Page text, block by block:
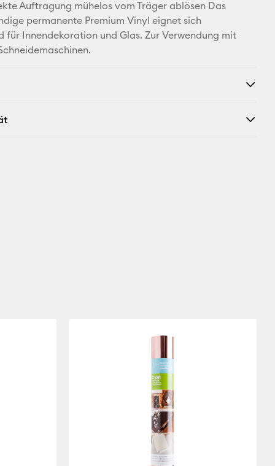
X
Auftragung mühelos vom Träger ablösen Das
permanente Premium Vinyl eignet sich
für Innendekoration und Glas. Zur Verwendung mit